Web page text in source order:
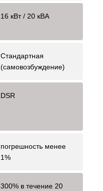
16 кВт / 20 кВА
Стандартная
(самовозбуждение)
DSR
погрешность менее
1%
300% в течение 20